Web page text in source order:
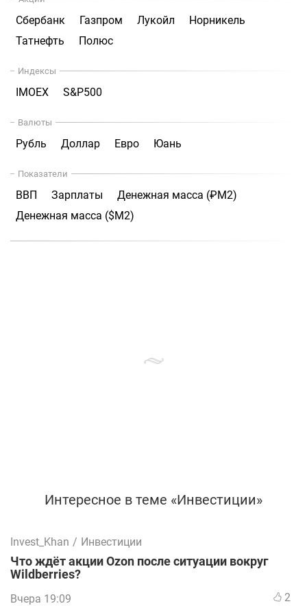
Сбербанк Газпром Лукойл
Норникель
Татнефть
Полюс
Индексы
IMOEX S&P500
Валюты
Рубль Доллар Евро Юань
Показатели
ВВП Зарплаты
Денежная масса (₽М2)
Денежная масса ($М2)
Интересное в теме «Инвестиции»
Invest_Khan / Инвестиции
Что ждёт акции Ozon после ситуации вокруг
Wildberries?
Вчера 19:09 2